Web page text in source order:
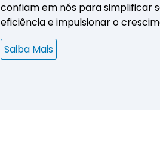
confiam em nós para simplificar
eficiência e impulsionar o
Saiba Mais